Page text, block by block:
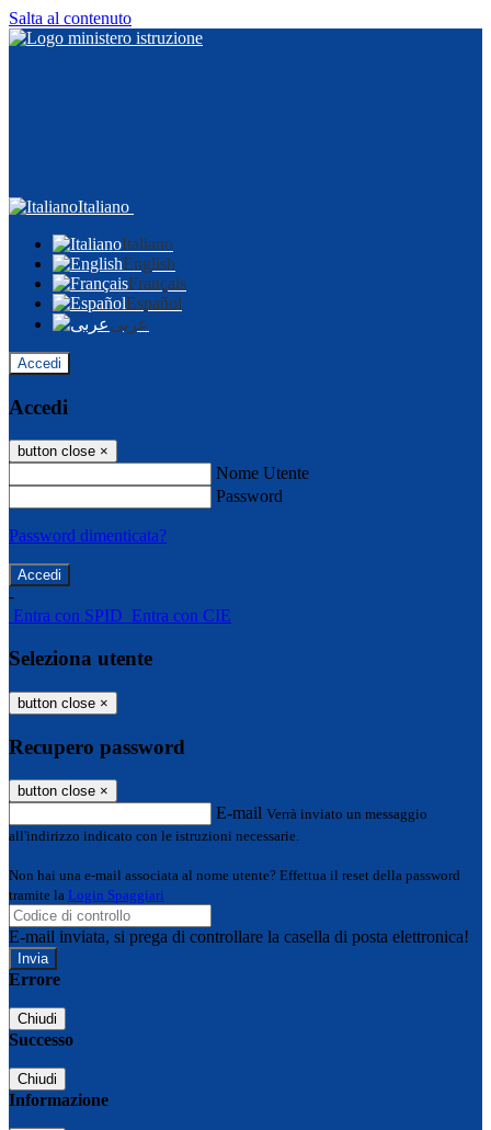
Salta al contenuto
Italiano
Italiano
English
Français
Español
عربى
Accedi
Accedi
button close ×
Nome Utente
Password
Password dimenticata?
-
Entra con SPID Entra con CIE
Seleziona utente
button close ×
Recupero password
button close ×
E-mail Verrà inviato un messaggio
all'indirizzo indicato con le istruzioni necessarie.
Non hai una e-mail associata al nome utente? Effettua il reset della password
tramite la Login Spaggiari
E-mail inviata, si prega di controllare la casella di posta elettronica!
Errore
Chiudi
Successo
Chiudi
Informazione